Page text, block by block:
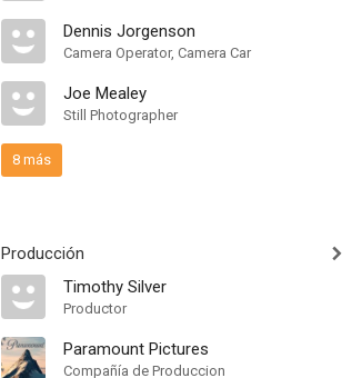
Dennis Jorgenson
Camera Operator, Camera Car
Joe Mealey
Still Photographer
8 más
Producción
Timothy Silver
Productor
Paramount Pictures
Compañía de Produccion